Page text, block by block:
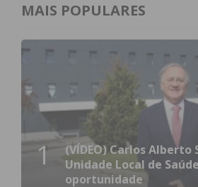
Eu li e concordo com os
condições
MAIS POPULARES
1
(VÍDEO) Carlos Alberto
Unidade Local de
oportunidade